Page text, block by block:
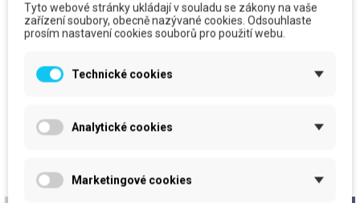
Tyto webové stránky ukládají v souladu se zákony na vaše
zařízení soubory, obecně nazývané cookies. Odsouhlaste
prosím nastavení cookies souborů pro použití webu.
Technické cookies
Analytické cookies
Marketingové cookies